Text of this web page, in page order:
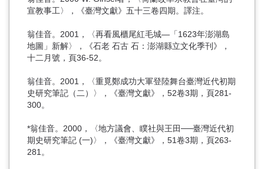
宣教事工〉，《臺灣文獻》五十三卷四期。譯注。
翁佳音。2001，〈再看風櫃尾紅毛城—「1623年澎湖島
地圖」新解〉，《石老 石古 石：澎湖縣立文化季刊》，
十二月號，頁36-52。
翁佳音。2001，〈重覓鄭成功大軍登陸舞台臺灣近代初期
史研究筆記（二）〉，《臺灣文獻》，52卷3期，頁281-
300。
*翁佳音。2000，〈地方議會、瞨社與王田──臺灣近代初
期史研究筆記 (一)〉，《臺灣文獻》，51卷3期，頁263-
281。